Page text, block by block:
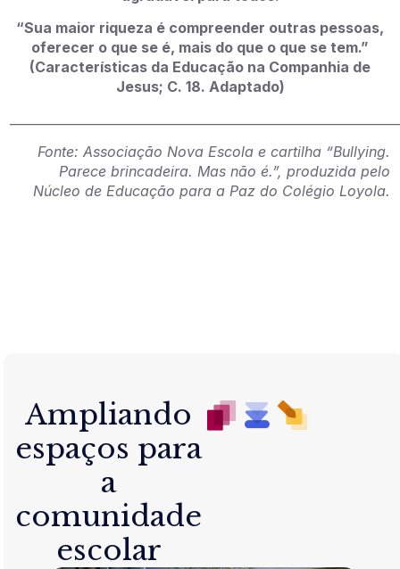
“Sua maior riqueza é compreender outras pessoas,
oferecer o que se é, mais do que o que se tem.”
(Características da Educação na Companhia de
Jesus; C. 18. Adaptado)
Fonte: Associação Nova Escola e cartilha “Bullying.
Parece brincadeira. Mas não é.”, produzida pelo
Núcleo de Educação para a Paz do Colégio Loyola.
Ampliando
espaços para
a
comunidade
escolar